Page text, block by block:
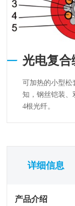
光电复合
可加热的小型松
知，钢丝铠装、
4根光纤。
详细信息
产品介绍